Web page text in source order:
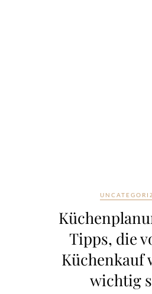
Tipps, die
Küchenkauf
wichtig